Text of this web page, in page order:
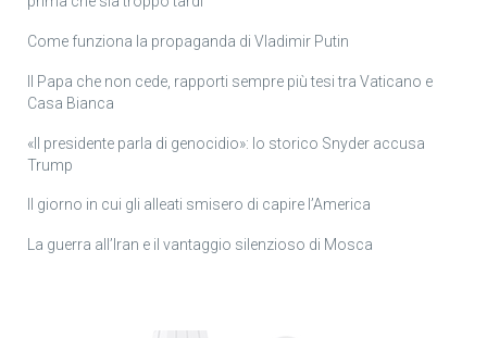
Come funziona la propaganda di Vladimir Putin
Il Papa che non cede, rapporti sempre più tesi tra Vaticano e
Casa Bianca
«Il presidente parla di genocidio»: lo storico Snyder accusa
Trump
Il giorno in cui gli alleati smisero di capire l’America
La guerra all’Iran e il vantaggio silenzioso di Mosca